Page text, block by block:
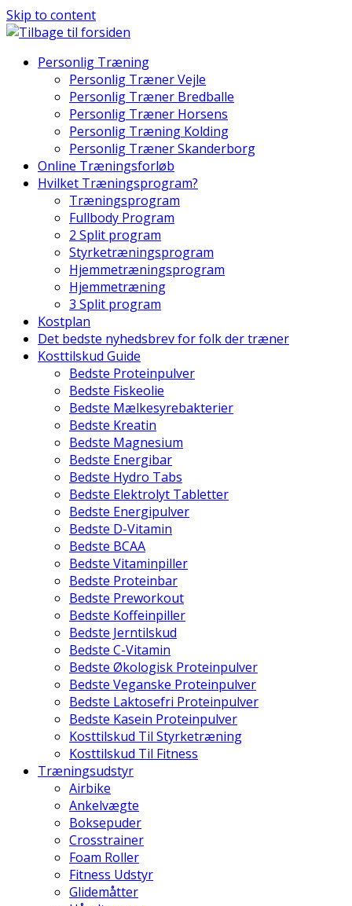
Skip to content
Personlig Træning
Personlig Træner Vejle
Personlig Træner Bredballe
Personlig Træner Horsens
Personlig Træning Kolding
Personlig Træner Skanderborg
Online Træningsforløb
Hvilket Træningsprogram?
Træningsprogram
Fullbody Program
2 Split program
Styrketræningsprogram
Hjemmetræningsprogram
Hjemmetræning
3 Split program
Kostplan
Det bedste nyhedsbrev for folk der træner
Kosttilskud Guide
Bedste Proteinpulver
Bedste Fiskeolie
Bedste Mælkesyrebakterier
Bedste Kreatin
Bedste Magnesium
Bedste Energibar
Bedste Hydro Tabs
Bedste Elektrolyt Tabletter
Bedste Energipulver
Bedste D-Vitamin
Bedste BCAA
Bedste Vitaminpiller
Bedste Proteinbar
Bedste Preworkout
Bedste Koffeinpiller
Bedste Jerntilskud
Bedste C-Vitamin
Bedste Økologisk Proteinpulver
Bedste Veganske Proteinpulver
Bedste Laktosefri Proteinpulver
Bedste Kasein Proteinpulver
Kosttilskud Til Styrketræning
Kosttilskud Til Fitness
Træningsudstyr
Airbike
Ankelvægte
Boksepuder
Crosstrainer
Foam Roller
Fitness Udstyr
Glidemåtter